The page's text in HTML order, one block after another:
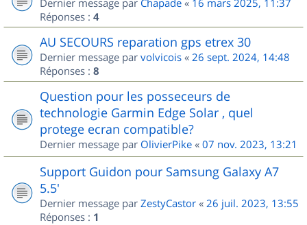
Dernier message par Chapade « 16 mars 2025, 11:37
Réponses : 4
AU SECOURS reparation gps etrex 30
Dernier message par volvicois « 26 sept. 2024, 14:48
Réponses : 8
Question pour les posseceurs de
technologie Garmin Edge Solar , quel
protege ecran compatible?
Dernier message par OlivierPike « 07 nov. 2023, 13:21
Support Guidon pour Samsung Galaxy A7
5.5'
Dernier message par ZestyCastor « 26 juil. 2023, 13:55
Réponses : 1